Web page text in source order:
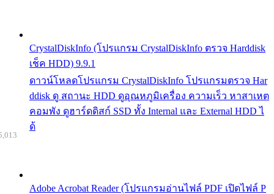
CrystalDiskInfo (โปรแกรม CrystalDiskInfo ตรวจ Harddisk
เช็ค HDD) 9.9.1
ดาวน์โหลดโปรแกรม CrystalDiskInfo โปรแกรมตรวจ Har
ddisk ดู สถานะ HDD ดูอุณหภูมิเครื่อง ความเร็ว หาสาเหต
คอมพัง ดูฮาร์ดดิสก์ SSD ทั้ง Internal และ External HDD ไ
ด้
Adobe Acrobat Reader (โปรแกรมอ่านไฟล์ PDF เปิดไฟล์ P